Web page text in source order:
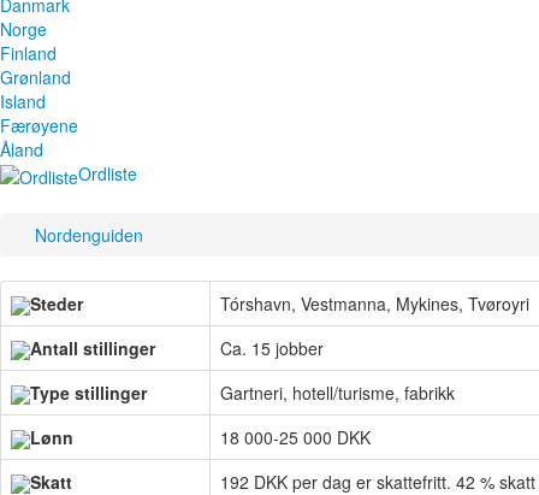
Danmark
Norge
Finland
Grønland
Island
Færøyene
Åland
Ordliste
Nordenguiden
Steder
Tórshavn, Vestmanna, Mykines, Tvøroyri
Antall stillinger
Ca. 15 jobber
Type stillinger
Gartneri, hotell/turisme, fabrikk
Lønn
18 000-25 000 DKK
Skatt
192 DKK per dag er skattefritt. 42 %